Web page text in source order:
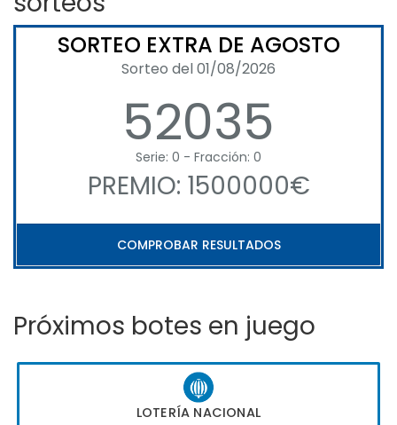
SORTEO EXTRA DE AGOSTO
Sorteo del 01/08/2026
52035
Serie: 0 - Fracción: 0
PREMIO: 1500000€
COMPROBAR RESULTADOS
Próximos botes en juego
LOTERÍA NACIONAL